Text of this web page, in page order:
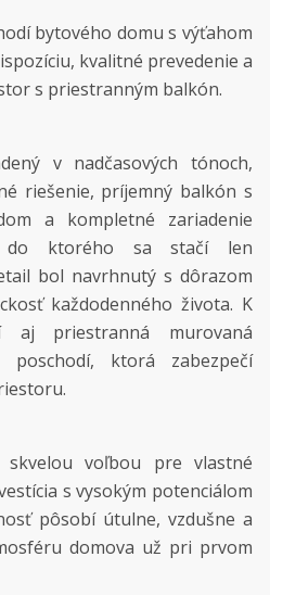
bytového domu s výťahom
kvalitné prevedenie a
s priestranným balkón.
v nadčasových tónoch,
riešenie, príjemný balkón s
a kompletné zariadenie
do ktorého sa stačí len
bol navrhnutý s dôrazom
každodenného života. K
aj priestranná murovaná
ktorá zabezpečí
voľbou pre vlastné
s vysokým potenciálom
pôsobí útulne, vzdušne a
domova už pri prvom